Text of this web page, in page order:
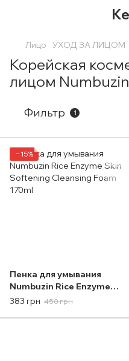
Лицо УХОД ЗА ЛИЦОМ
Корейская
лицом Numbuzin
Фильтр 1
−15%
Пенка для умывания
Numbuzin Rice Enzyme
Skin Softening Cleansing
383 грн 450 грн